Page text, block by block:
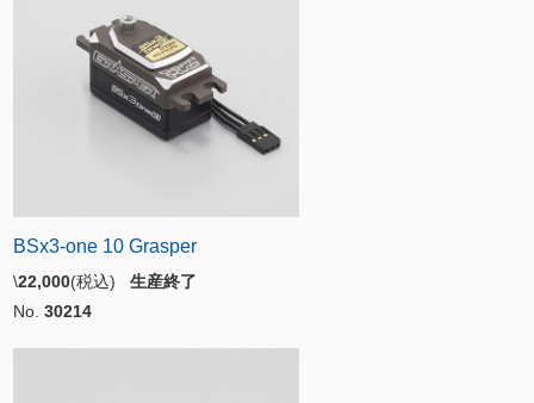
BSx3-one 10 Grasper
\22,000(税込) 生産終了
No. 30214